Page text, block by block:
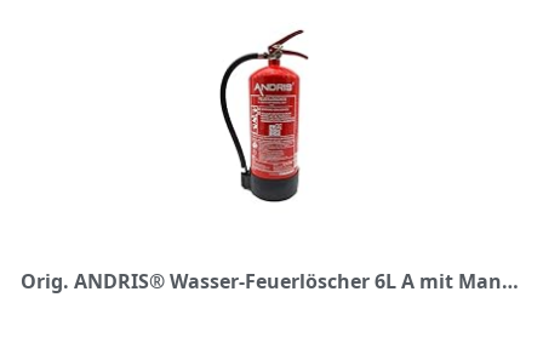
Orig. ANDRIS® Wasser-Feuerlöscher 6L A mit Manometer inkl. Wandhalterung, Standfuß & ANDRIS® Prüfnachweis mit Jahresmarke, Normung MPA Dresden, EN3, CE, GS